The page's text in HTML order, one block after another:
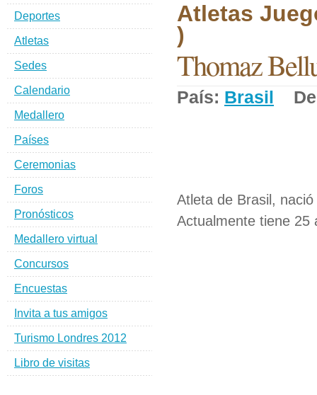
Atletas
)
Thomaz
País: Brasil
Atleta de Brasil,
Actualmente tiene 25
Deportes
Atletas
Sedes
Calendario
Medallero
Países
Ceremonias
Foros
Pronósticos
Medallero virtual
Concursos
Encuestas
Invita a tus amigos
Turismo Londres 2012
Libro de visitas